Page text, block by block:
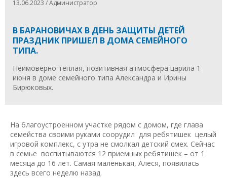
13.06.2023 / Администратор
В БАРАНОВИЧАХ В ДЕНЬ ЗАЩИТЫ ДЕТЕЙ
ПРАЗДНИК ПРИШЕЛ В ДОМА СЕМЕЙНОГО
ТИПА.
Неимоверно теплая, позитивная атмосфера царила 1
июня в доме семейного типа Александра и Ирины
Бирюковых.
На благоустроенном участке рядом с домом, где глава
семейства своими руками соорудил для ребятишек целый
игровой комплекс, с утра не смолкал детский смех. Сейчас
в семье воспитываются 12 приемных ребятишек – от 1
месяца до 16 лет. Самая маленькая, Алеся, появилась
здесь всего неделю назад.